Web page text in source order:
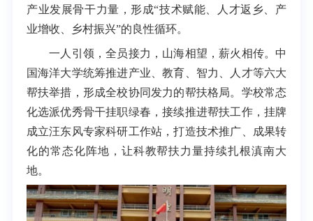
产业发展骨干力量，形成“技术赋能、人才返乡、产
业增收、乡村振兴”的良性循环。
一人引领，全员接力，山海相望，薪火相传。中
国海洋大学统筹推进产业、教育、智力、人才等六大
帮扶举措，形成全校协同发力的帮扶格局。学校常态
化选派优秀骨干挂职绿春，接续推进帮扶工作，挂牌
成立汪东风专家科研工作站，打造技术推广、成果转
化的常态化阵地，让科教帮扶力量持续扎根滇南大
地。